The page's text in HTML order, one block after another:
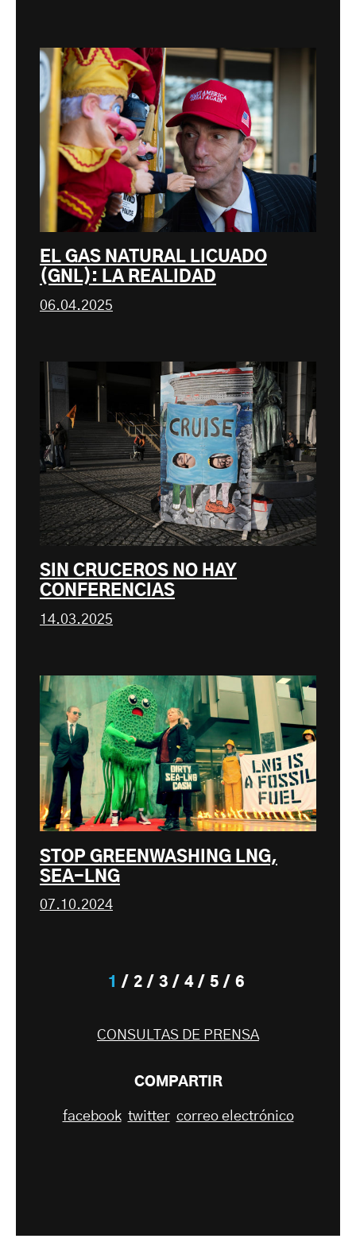
EL GAS NATURAL LICUADO
(GNL): LA REALIDAD
06.04.2025
SIN CRUCEROS NO HAY
CONFERENCIAS
14.03.2025
STOP GREENWASHING LNG,
SEA-LNG
07.10.2024
1 2 3 4 5 6
CONSULTAS DE PRENSA
COMPARTIR
facebook twitter correo electrónico